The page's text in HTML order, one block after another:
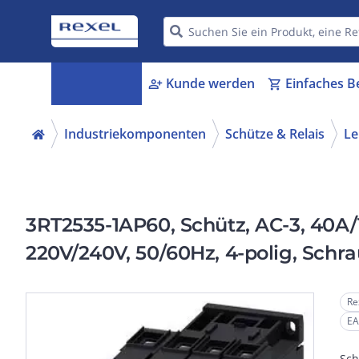
person_add Kunde werden shopping_cart Einfaches
Industriekomponenten Schütze & Relais
3RT2535-1AP60, Schütz, AC-3,
220V/240V, 50/60Hz, 4-polig,